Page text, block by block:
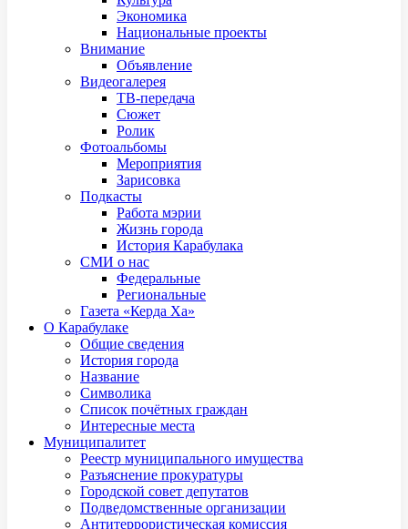
Экономика
Национальные проекты
Внимание
Объявление
Видеогалерея
ТВ-передача
Сюжет
Ролик
Фотоальбомы
Мероприятия
Зарисовка
Подкасты
Работа мэрии
Жизнь города
История Карабулака
СМИ о нас
Федеральные
Региональные
Газета «Керда Ха»
О Карабулаке
Общие сведения
История города
Название
Символика
Список почётных граждан
Интересные места
Муниципалитет
Реестр муниципального имущества
Разъяснение прокуратуры
Городской совет депутатов
Подведомственные организации
Антитеррористическая комиссия